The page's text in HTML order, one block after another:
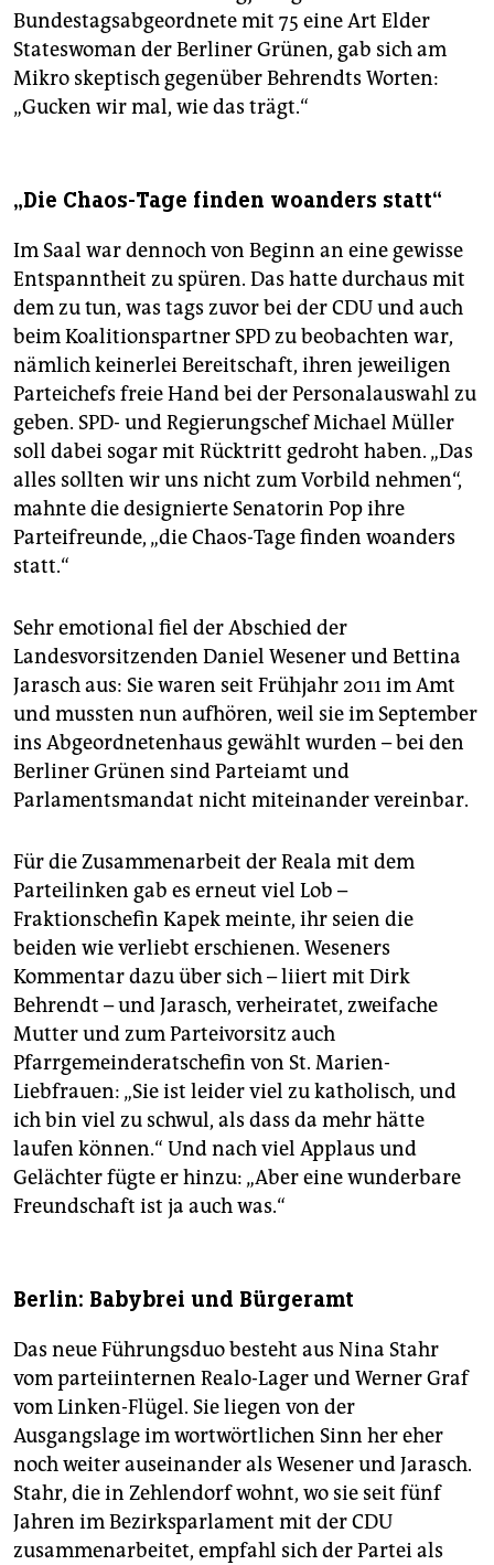
Bundestagsabgeordnete mit 75 eine Art Elder
Stateswoman der Berliner Grünen, gab sich am
Mikro skeptisch gegenüber Behrendts Worten:
„Gucken wir mal, wie das trägt.“
„Die Chaos-Tage finden woanders statt“
Im Saal war dennoch von Beginn an eine gewisse
Entspanntheit zu spüren. Das hatte durchaus mit
dem zu tun, was tags zuvor bei der CDU und auch
beim Koalitionspartner SPD zu beobachten war,
nämlich keinerlei Bereitschaft, ihren jeweiligen
Parteichefs freie Hand bei der Personalauswahl zu
geben. SPD- und Regierungschef Michael Müller
soll dabei sogar mit Rücktritt gedroht haben. „Das
alles sollten wir uns nicht zum Vorbild nehmen“,
mahnte die designierte Senatorin Pop ihre
Parteifreunde, „die Chaos-Tage finden woanders
statt.“
Sehr emotional fiel der Abschied der
Landesvorsitzenden Daniel Wesener und Bettina
Jarasch aus: Sie waren seit Frühjahr 2011 im Amt
und mussten nun aufhören, weil sie im September
ins Abgeordnetenhaus gewählt wurden – bei den
Berliner Grünen sind Parteiamt und
Parlamentsmandat nicht miteinander vereinbar.
Für die Zusammenarbeit der Reala mit dem
Parteilinken gab es erneut viel Lob –
Fraktionschefin Kapek meinte, ihr seien die
beiden wie verliebt erschienen. Weseners
Kommentar dazu über sich – liiert mit Dirk
Behrendt – und Jarasch, verheiratet, zweifache
Mutter und zum Parteivorsitz auch
Pfarrgemeinderatschefin von St. Marien-
Liebfrauen: „Sie ist leider viel zu katholisch, und
ich bin viel zu schwul, als dass da mehr hätte
laufen können.“ Und nach viel Applaus und
Gelächter fügte er hinzu: „Aber eine wunderbare
Freundschaft ist ja auch was.“
Berlin: Babybrei und Bürgeramt
Das neue Führungsduo besteht aus Nina Stahr
vom parteiinternen Realo-Lager und Werner Graf
vom Linken-Flügel. Sie liegen von der
Ausgangslage im wortwörtlichen Sinn her eher
noch weiter auseinander als Wesener und Jarasch.
Stahr, die in Zehlendorf wohnt, wo sie seit fünf
Jahren im Bezirksparlament mit der CDU
zusammenarbeitet, empfahl sich der Partei als